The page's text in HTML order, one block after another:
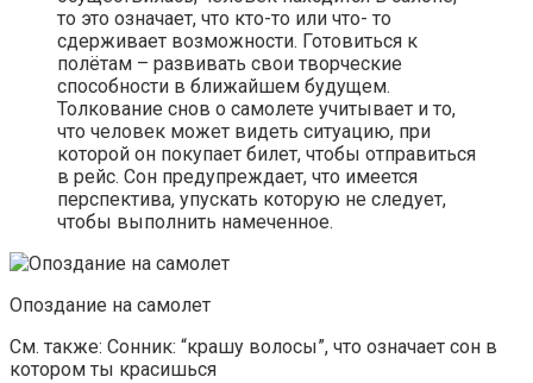
то это означает, что кто-то или что- то
сдерживает возможности. Готовиться к
полётам – развивать свои творческие
способности в ближайшем будущем.
Толкование снов о самолете учитывает и то,
что человек может видеть ситуацию, при
которой он покупает билет, чтобы отправиться
в рейс. Сон предупреждает, что имеется
перспектива, упускать которую не следует,
чтобы выполнить намеченное.
Опоздание на самолет
См. также: Сонник: “крашу волосы”, что означает сон в
котором ты красишься